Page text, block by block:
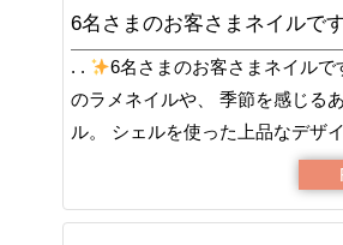
6名さまのお客さまネイルです
. . 6名さまのお客さまネイルで
のラメネイルや、 季節を感じる
ル。 シェルを使った上品なデザ